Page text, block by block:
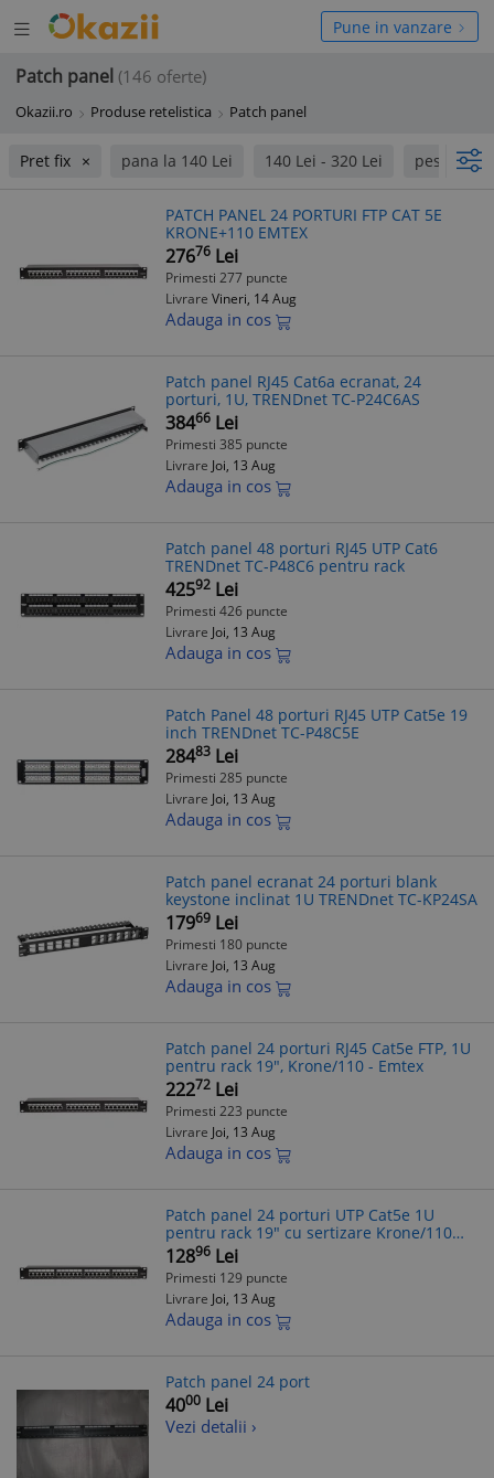
Deschide
meniul
Pune in vanzare
Patch panel (146 oferte)
Okazii.ro Produse retelistica Patch panel
Pret fix pana la 140 Lei 140 Lei - 320 Lei peste 320
PATCH PANEL 24 PORTURI FTP CAT 5E
KRONE+110 EMTEX
27676 Lei
Primesti 277 puncte
Livrare Vineri, 14 Aug
Adauga in cos
Patch panel RJ45 Cat6a ecranat, 24
porturi, 1U, TRENDnet TC-P24C6AS
38466 Lei
Primesti 385 puncte
Livrare Joi, 13 Aug
Adauga in cos
Patch panel 48 porturi RJ45 UTP Cat6
TRENDnet TC-P48C6 pentru rack
42592 Lei
Primesti 426 puncte
Livrare Joi, 13 Aug
Adauga in cos
Patch Panel 48 porturi RJ45 UTP Cat5e 19
inch TRENDnet TC-P48C5E
28483 Lei
Primesti 285 puncte
Livrare Joi, 13 Aug
Adauga in cos
Patch panel ecranat 24 porturi blank
keystone inclinat 1U TRENDnet TC-KP24SA
17969 Lei
Primesti 180 puncte
Livrare Joi, 13 Aug
Adauga in cos
Patch panel 24 porturi RJ45 Cat5e FTP, 1U
pentru rack 19", Krone/110 - Emtex
22272 Lei
Primesti 223 puncte
Livrare Joi, 13 Aug
Adauga in cos
Patch panel 24 porturi UTP Cat5e 1U
pentru rack 19" cu sertizare Krone/110
Emtex
12896 Lei
Primesti 129 puncte
Livrare Joi, 13 Aug
Adauga in cos
Patch panel 24 port
4000 Lei
Vezi detalii ›